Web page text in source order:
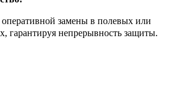
замены в полевых или
гарантируя непрерывность защиты.